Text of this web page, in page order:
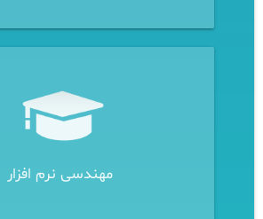
مهندسی نرم افزار